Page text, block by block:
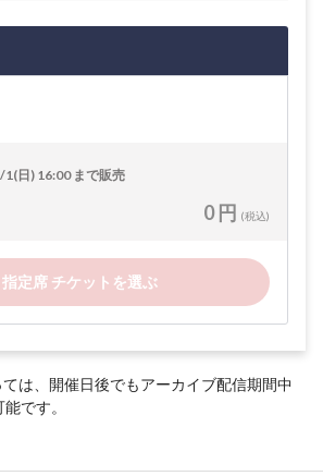
1(日) 16:00 まで販売
0 円 (税込)
指定席 チケットを選ぶ
は、開催日後でもアーカイブ配信期間中
です。